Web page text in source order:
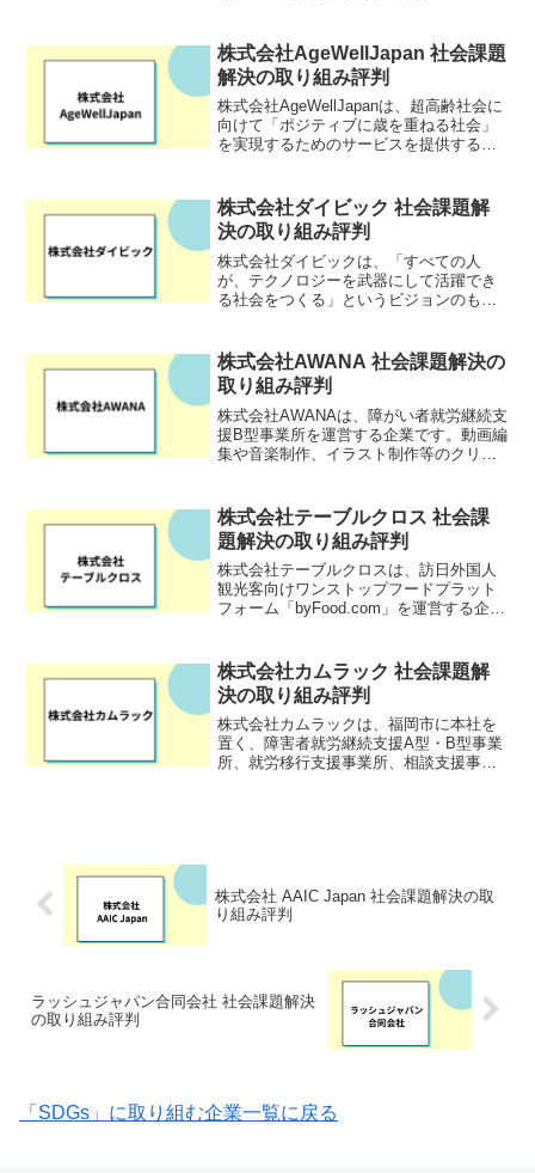
います。同社は「食も環境も原点に還ろ
う」をスローガンに、...
株式会社AgeWellJapan 社会課題
解決の取り組み評判
株式会社AgeWellJapanは、超高齢社会に
向けて「ポジティブに歳を重ねる社会」
を実現するためのサービスを提供する企
活）を実現するために、世代間の交流や
社会的なつな...
株式会社ダイビック 社会課題解
決の取り組み評判
株式会社ダイビックは、「すべての人
が、テクノロジーを武器にして活躍でき
る社会をつくる」というビジョンのもと
株式会社AWANA 社会課題解決の
取り組み評判
株式会社AWANAは、障がい者就労継続支
援B型事業所を運営する企業です。動画編
集や音楽制作、イラスト制作等のクリエ
ートも行っており、地域の企業や障がい
者雇用に理解がある...
株式会社テーブルクロス 社会課
題解決の取り組み評判
株式会社テーブルクロスは、訪日外国人
観光客向けワンストップフードプラット
フォーム「byFood.com」を運営する企業
トフォームで完結できるサービスを提供
しています...
株式会社カムラック 社会課題解
決の取り組み評判
株式会社カムラックは、福岡市に本社を
置く、障害者就労継続支援A型・B型事業
所、就労移行支援事業所、相談支援事
株式会社 AAIC Japan 社会課題解決の取
り組み評判
ラッシュジャパン合同会社 社会課題解決
の取り組み評判
「SDGs」に取り組む企業一覧に戻る